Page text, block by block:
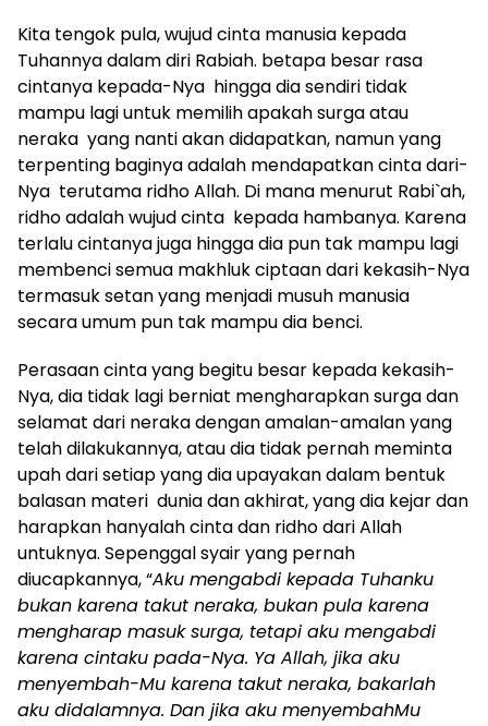
Kita tengok pula, wujud cinta manusia kepada
Tuhannya dalam diri Rabiah. betapa besar rasa
cintanya kepada-Nya hingga dia sendiri tidak
mampu lagi untuk memilih apakah surga atau
neraka yang nanti akan didapatkan, namun yang
terpenting baginya adalah mendapatkan cinta dari-
Nya terutama ridho Allah. Di mana menurut Rabi`ah,
ridho adalah wujud cinta kepada hambanya. Karena
terlalu cintanya juga hingga dia pun tak mampu lagi
membenci semua makhluk ciptaan dari kekasih-Nya
termasuk setan yang menjadi musuh manusia
secara umum pun tak mampu dia benci.
Perasaan cinta yang begitu besar kepada kekasih-
Nya, dia tidak lagi berniat mengharapkan surga dan
selamat dari neraka dengan amalan-amalan yang
telah dilakukannya, atau dia tidak pernah meminta
upah dari setiap yang dia upayakan dalam bentuk
balasan materi dunia dan akhirat, yang dia kejar dan
harapkan hanyalah cinta dan ridho dari Allah
untuknya. Sepenggal syair yang pernah
diucapkannya, “Aku mengabdi kepada Tuhanku
bukan karena takut neraka, bukan pula karena
mengharap masuk surga, tetapi aku mengabdi
karena cintaku pada-Nya. Ya Allah, jika aku
menyembah-Mu karena takut neraka, bakarlah
aku didalamnya. Dan jika aku menyembahMu